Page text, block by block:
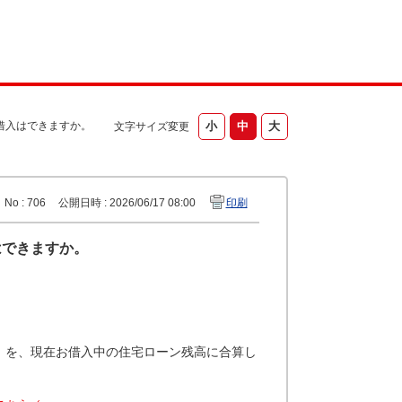
文字サイズ変更
はできますか。
No : 706 公開日時 : 2026/06/17 08:00 印刷
きますか。
、現在お借入中の住宅ローン残高に合算し